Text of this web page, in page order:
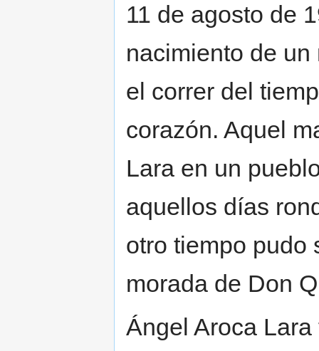
11 de agosto de
nacimiento de
el correr del
corazón. Aquel
Lara en un
aquellos días
otro tiempo pudo
morada de Don
Ángel Aroca